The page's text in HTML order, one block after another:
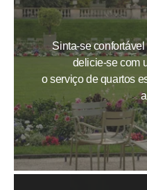
Sinta-se
delicie-se com
o serviço de quartos
OS
OS NOSSOS